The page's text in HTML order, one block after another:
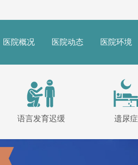
医院概况 医院动态 医院环境
语言发育迟缓 遗尿症